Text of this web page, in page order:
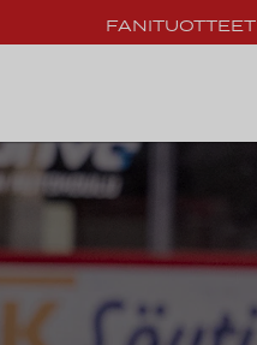
FANITUOTTEET